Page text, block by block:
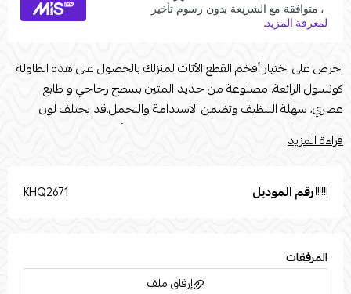
احرص على اختيار أفخم القطع الأثاث لمنزلك بالحصول على هذه الطاولة
كونسول الرائعة. مصنوعة من حديد المتين بسطح زجاجي و طابع
عصري، سهلة التنظيف وتضمن الاستدامة والتحمل.قد يختلف لون
المنتج قليلاً بسبب مصادر الإضاءة الفوتوغرافية أو إعدادات شاشتك.
تستخدم صور المنتج المرفقة في أغراض التوضيح فقطالقياسات :الطول :
حديد
قراءة المزيد
رقم الموديل KHQ2671
المرفقات
إرفاق ملف